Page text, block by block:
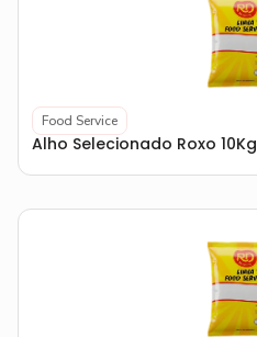
Food Service
Alho Selecionado Roxo 10Kg